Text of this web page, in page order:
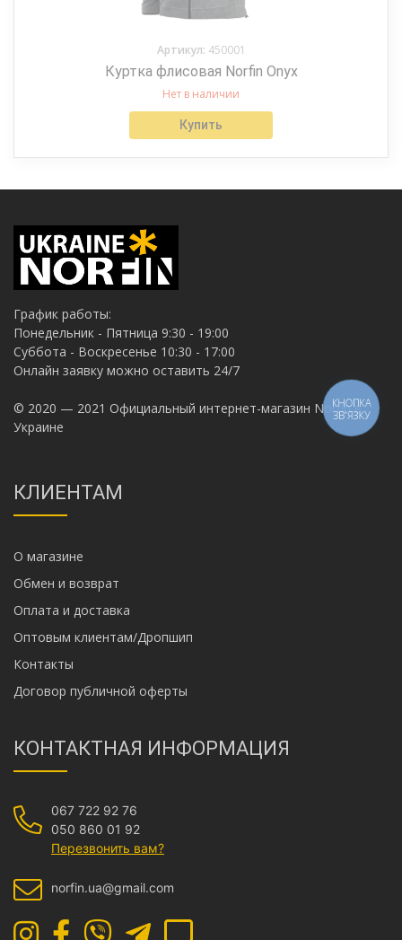
Артикул: 450001
Куртка флисовая Norfin Onyx
Нет в наличии
Купить
График работы:
Понедельник - Пятница 9:30 - 19:00
Суббота - Воскресенье 10:30 - 17:00
Онлайн заявку можно оставить 24/7
© 2020 — 2021 Официальный интернет-магазин Norfin в
Украине
КЛИЕНТАМ
О магазине
Обмен и возврат
Оплата и доставка
Оптовым клиентам/Дропшип
Контакты
Договор публичной оферты
КОНТАКТНАЯ ИНФОРМАЦИЯ
067 722 92 76
050 860 01 92
Перезвонить вам?
norfin.ua@gmail.com
КНОПКА
ЗВ'ЯЗКУ